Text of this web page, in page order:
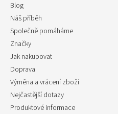
Blog
Náš příběh
Společně pomáháme
Značky
Jak nakupovat
Doprava
Výměna a vrácení zboží
Nejčastější dotazy
Produktové informace